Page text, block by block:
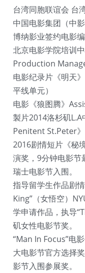
台湾同胞联谊会 台
中国电影集团（中
博纳影业签约电影
北京电影学院培训
Production
电影纪录片《明天
平线单元）
电影《狼图腾》
製片2014洛杉矶
Penitent St.Peter》
2016剧情短片《秘
演奖，9分钟电影节
瑞士电影节入围。
指导留学生作品剧
King”（女悟空）
学申请作品，执导
矶女性电影节奖。
“Man In Focus”电
大电影节官方选择
影节入围参展奖。